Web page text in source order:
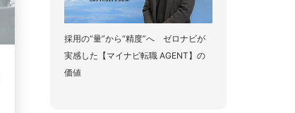
採用の“量”から“精度”へ ゼロナビが
実感した【マイナビ転職 AGENT】の
価値